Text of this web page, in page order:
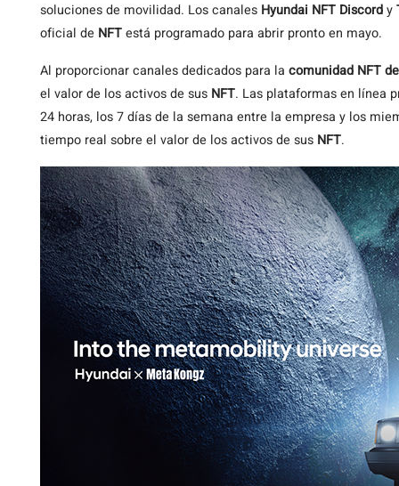
soluciones de movilidad. Los canales Hyundai NFT Discordy
oficial de NFTestá programado para abrir pronto en mayo.
Al proporcionar canales dedicados para la comunidad NFT
el valor de los activos de sus NFT. Las plataformas en línea
24 horas, los 7 días de la semana entre la empresa y los
tiempo real sobre el valor de los activos de sus NFT.